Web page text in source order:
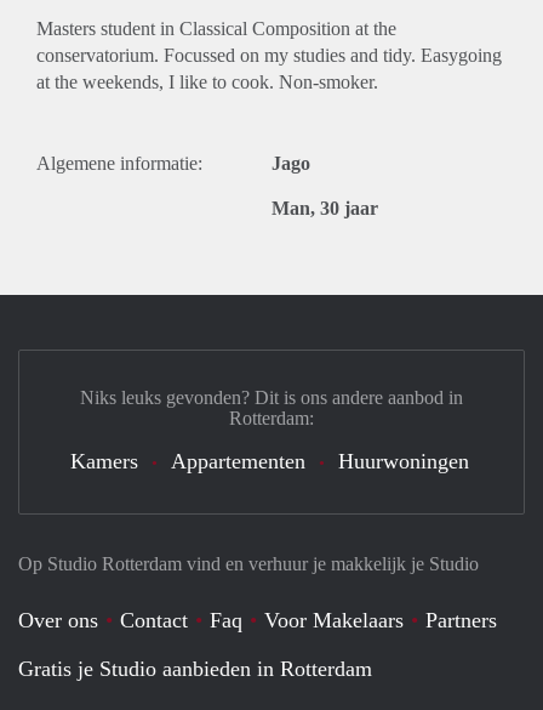
Masters student in Classical Composition at the
conservatorium. Focussed on my studies and tidy. Easygoing
at the weekends, I like to cook. Non-smoker.
Algemene informatie: Jago
Man, 30 jaar
Op Studio Rotterdam vind en verhuur je makkelijk je Studio
Over ons Contact Faq Voor Makelaars
Partners
Gratis je Studio aanbieden in Rotterdam
Niks leuks gevonden? Dit is ons andere aanbod in
Rotterdam:
Kamers Appartementen Huurwoningen